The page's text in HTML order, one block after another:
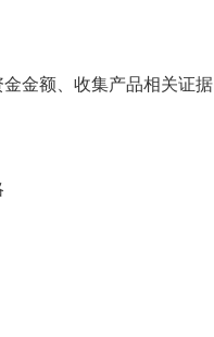
金额、收集产品相关证据